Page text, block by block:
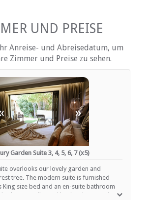
Toilettenartikel
Steckdosen
(drahtlos)
/ Balkon
erlaubt
AUF DEM GELÄNDE
mit TV
UND PREISE
Anreise- und Abreisedatum, um
Zimmer und Preise zu sehen.
»
Garden Suite 3, 4, 5, 6, 7 (x5)
overlooks our lovely garden and
tree. The modern suite is furnished
King size bed and an en-suite bathroom
shower, toilet and basin. The room is